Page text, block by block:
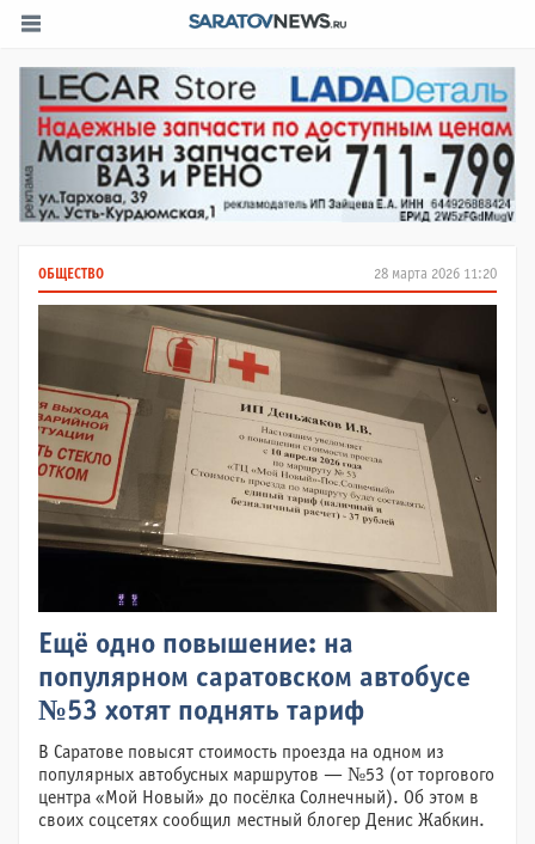
28 марта 2026 11:20
ОБЩЕСТВО
Ещё одно повышение: на
популярном саратовском автобусе
№53 хотят поднять тариф
В Саратове повысят стоимость проезда на одном из
популярных автобусных маршрутов — №53 (от торгового
центра «Мой Новый» до посёлка Солнечный). Об этом в
своих соцсетях сообщил местный блогер Денис Жабкин.